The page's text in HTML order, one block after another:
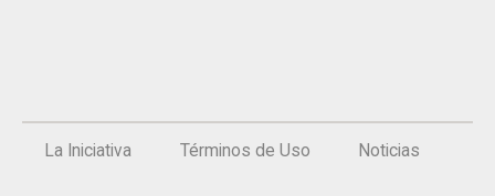
La Iniciativa Términos de Uso Noticias